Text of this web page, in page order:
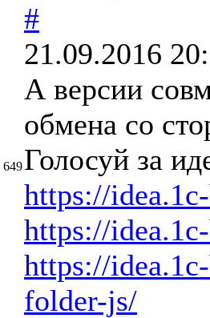
649
#
21.09.2016
А версии
обмена со
Голосуй за
https://
https://
https://
folder-js/